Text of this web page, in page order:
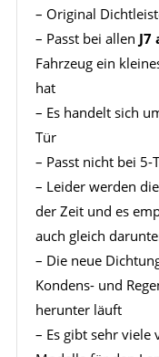
– Original
– Passt bei allen J7
Fahrzeug ein
hat
– Es handelt sich
Tür
– Passt nicht bei
– Leider werden
der Zeit und es
auch gleich
– Die neue
Kondens- und
herunter läuft
– Es gibt sehr viele